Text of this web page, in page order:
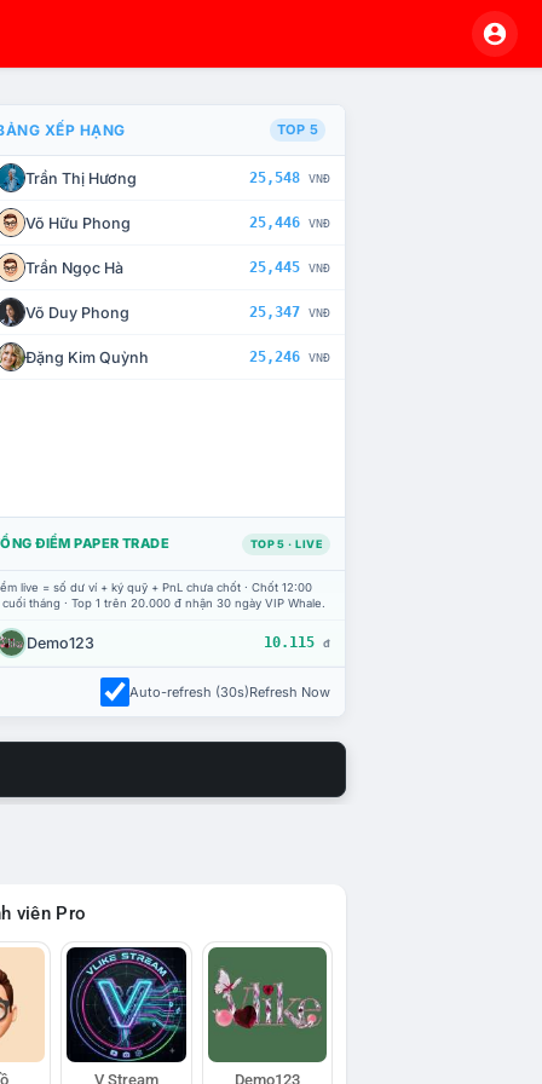
CHẾ TÀI XỬ LÝ VI PHẠM
XẾP HẠNG TOP 5
Trần Thị Hương 25,548 VNĐ
Võ Hữu Phong 25,446 VNĐ
Trần Ngọc Hà 25,445 VNĐ
Võ Duy Phong 25,347 VNĐ
Đặng Kim Quỳnh 25,246 VNĐ
ĐIỂM PAPER TRADE TOP 5 · LIVE
live = số dư ví + ký quỹ + PnL chưa chốt · Chốt 12:00
tháng · Top 1 trên 20.000 đ nhận 30 ngày VIP Whale.
Demo123 10.115 đ
Auto-refresh (30s)Refresh Now
viên Pro
V Stream Demo123